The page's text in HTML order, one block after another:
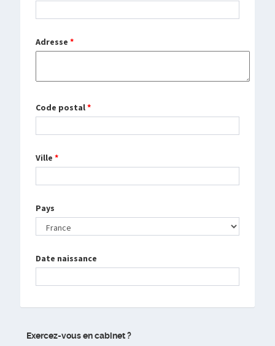
Adresse *
Code postal*
Ville *
Pays
Date naissance
Exercez-vous en cabinet ?